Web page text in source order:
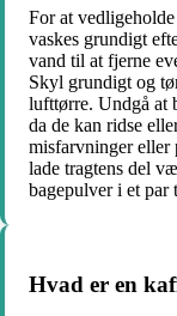
For at
vaskes grundigt
vand til at fjerne
Skyl grundigt og
lufttørre. Undgå at
da de kan ridse
misfarvninger eller
lade tragtens del
bagepulver i et par
Hvad er en